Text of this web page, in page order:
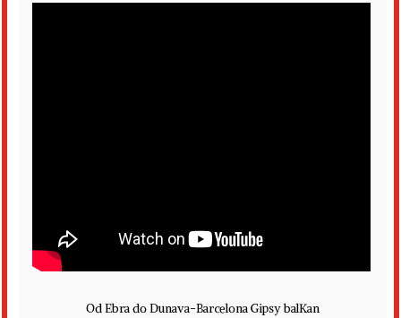
Od Ebra do Dunava-Barcelona Gipsy balKan